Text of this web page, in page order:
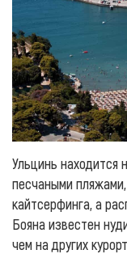
Ульцинь находится
песчаными
кайтсерфинга, а
Бояна известен
чем на других